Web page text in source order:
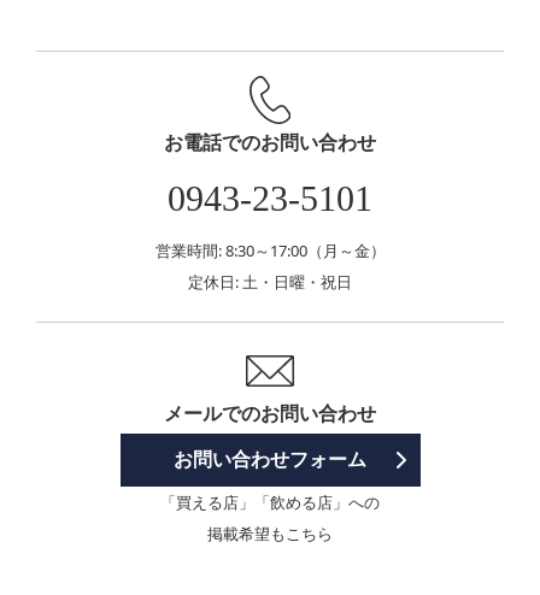
お電話でのお問い合わせ
0943-23-5101
営業時間: 8:30～17:00（月～金）
定休日: 土・日曜・祝日
メールでのお問い合わせ
お問い合わせフォーム
「買える店」「飲める店」への
掲載希望もこちら